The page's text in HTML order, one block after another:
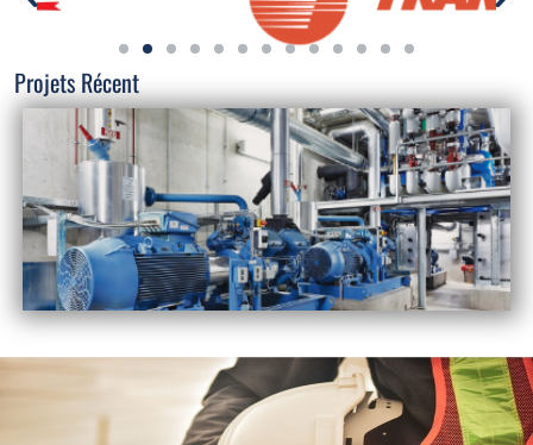
Projets Récent
INSTALLATION &